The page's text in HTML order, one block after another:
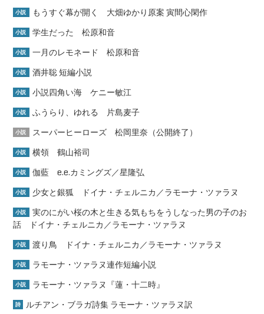
小説 もうすぐ幕が開く 大畑ゆかり原案 寅間心閑作
小説 学生だった 松原和音
小説 一月のレモネード 松原和音
小説 酒井聡 短編小説
小説 小説四角い海 ケニー敏江
小説 ふうらり、ゆれる 片島麦子
小説 スーパーヒーローズ 松岡里奈（公開終了）
小説 横領 鶴山裕司
小説 伽藍 e.e.カミングズ／星隆弘
小説 少女と銀狐 ドイナ・チェルニカ／ラモーナ・ツァラヌ
小説
実のにがい桜の木と生きる気もちをうしなった男の子のお
話 ドイナ・チェルニカ／ラモーナ・ツァラヌ
小説 渡り鳥 ドイナ・チェルニカ／ラモーナ・ツァラヌ
小説 ラモーナ・ツァラヌ連作短編小説
小説 ラモーナ・ツァラヌ『蓮・十二時』
詩 ルチアン・ブラガ詩集 ラモーナ・ツァラヌ訳